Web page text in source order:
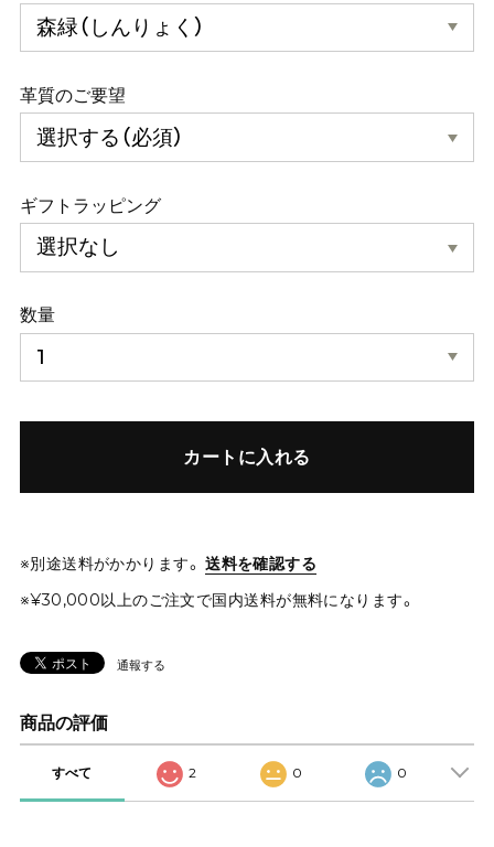
革質のご要望
ギフトラッピング
数量
カートに入れる
※別途送料がかかります。 送料を確認する
※¥30,000以上のご注文で国内送料が無料になります。
通報する
商品の評価
すべて 2 0 0